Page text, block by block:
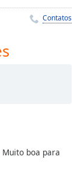
Contatos
boa para